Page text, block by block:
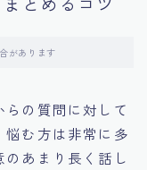
があります
の質問に対して
悩む方は非常に多
あまり長く話し